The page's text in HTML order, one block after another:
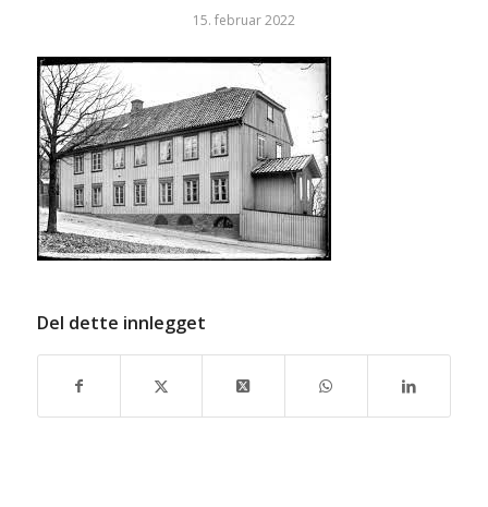
15. februar 2022
Del dette innlegget